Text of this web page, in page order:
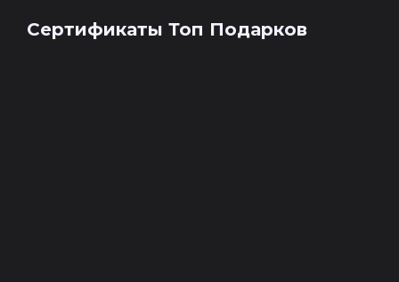
Сертификаты Топ Подарков